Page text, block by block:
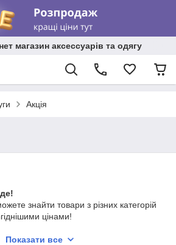
магазин аксессуарів та одягу
Акція
знайти товари з різних категорій
ми цінами!
Показати все